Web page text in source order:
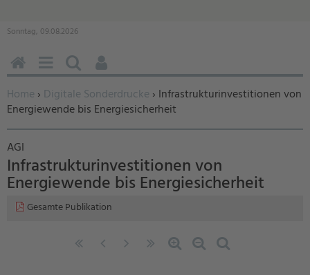
Sonntag, 09.08.2026
Sie befinden sich hier:
Home › Digitale Sonderdrucke › Infrastrukturinvestitionen von
Energiewende bis Energiesicherheit
AGI
Infrastrukturinvestitionen von
Energiewende bis Energiesicherheit
Gesamte Publikation
HOMEMENÜSUCHEN
BENUTZERFUNKTIONEN